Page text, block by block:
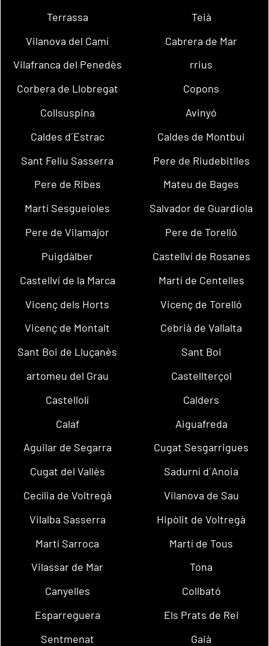
Terrassa
Teià
Vilanova del Camí
Cabrera de Mar
Vilafranca del Penedès
rrius
Corbera de Llobregat
Copons
Collsuspina
Avinyó
Caldes d´Estrac
Caldes de Montbui
Sant Feliu Sasserra
Pere de Riudebitlles
Pere de Ribes
Mateu de Bages
Martí Sesgueioles
Salvador de Guardiola
Pere de Vilamajor
Pere de Torelló
Puigdàlber
Castellví de Rosanes
Castellví de la Marca
Martí de Centelles
Vicenç dels Horts
Vicenç de Torelló
Vicenç de Montalt
Cebrià de Vallalta
Sant Boi de Lluçanès
Sant Boi
artomeu del Grau
Castellterçol
Castellolí
Calders
Calaf
Aiguafreda
Aguilar de Segarra
Cugat Sesgarrigues
Cugat del Vallès
Sadurní d´Anoia
Cecília de Voltregà
Vilanova de Sau
Vilalba Sasserra
Hipòlit de Voltregà
Martí Sarroca
Martí de Tous
Vilassar de Mar
Tona
Canyelles
Collbató
Esparreguera
Els Prats de Rei
Sentmenat
Gaià